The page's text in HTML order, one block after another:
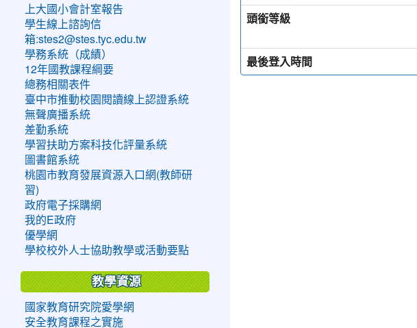
頭銜等級
最後登入時間
上大國小會計室報告
學生線上諮詢信
箱:stes2@stes.tyc.edu.tw
學務系統（成績）
12年國教課程綱要
總務相關表件
臺中市推動校園閱讀線上認證系統
無聲廣播系統
差勤系統
學習扶助方案科技化評量系統
圖書館系統
桃園市教育發展資源入口網(教師研
習)
政府電子採購網
我的E政府
優學網
學校校外人士協助教學或活動要點
教學資源
國家教育研究院愛學網
安全教育課程之實施